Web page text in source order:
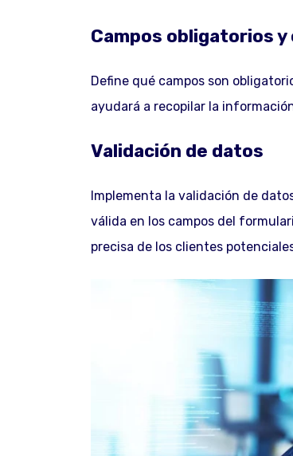
Campos obligatorios y
Define qué campos son
ayudará a recopilar la
Validación de datos
Implementa la validación de
válida en los campos del
precisa de los clientes